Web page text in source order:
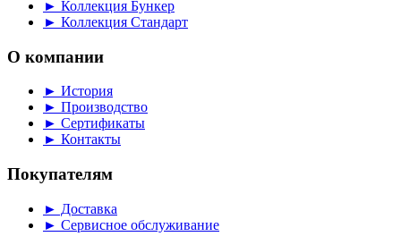
► Коллекция Бункер
► Коллекция Стандарт
О компании
► История
► Производство
► Сертификаты
► Контакты
Покупателям
► Доставка
► Сервисное обслуживание